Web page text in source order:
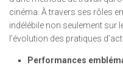
cinéma. À travers ses rôles
indélébile non seulement sur
l’évolution des pratiques
Performances